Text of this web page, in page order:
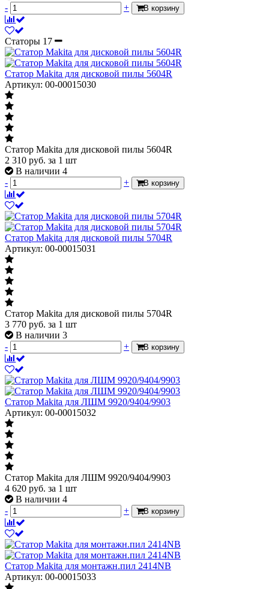
-
+ В корзину
Статоры 17
Статор Makita для дисковой пилы 5604R
Артикул: 00-00015030
Статор Makita для дисковой пилы 5604R
2 310 руб. за 1 шт
В наличии 4
-
+ В корзину
Статор Makita для дисковой пилы 5704R
Артикул: 00-00015031
Статор Makita для дисковой пилы 5704R
3 770 руб. за 1 шт
В наличии 3
-
+ В корзину
Статор Makita для ЛШМ 9920/9404/9903
Артикул: 00-00015032
Статор Makita для ЛШМ 9920/9404/9903
4 620 руб. за 1 шт
В наличии 4
-
+ В корзину
Статор Makita для монтажн.пил 2414NB
Артикул: 00-00015033